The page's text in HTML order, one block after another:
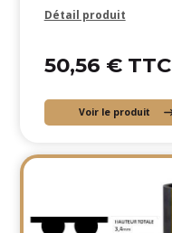
Détail produit
50,56 € TTC
Voir le produit